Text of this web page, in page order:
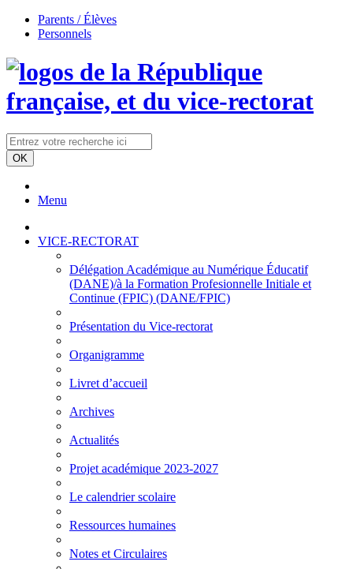
Parents / Élèves
Personnels
Menu
VICE-RECTORAT
Délégation Académique au Numérique Éducatif
(DANE)/à la Formation Profesionnelle Initiale et
Continue (FPIC) (DANE/FPIC)
Présentation du Vice-rectorat
Organigramme
Livret d’accueil
Archives
Actualités
Projet académique 2023-2027
Le calendrier scolaire
Ressources humaines
Notes et Circulaires